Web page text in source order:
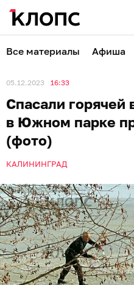
Все материалы Афиша
05.12.2023 16:33
Спасали горячей
в Южном парке
(фото)
КАЛИНИНГРАД